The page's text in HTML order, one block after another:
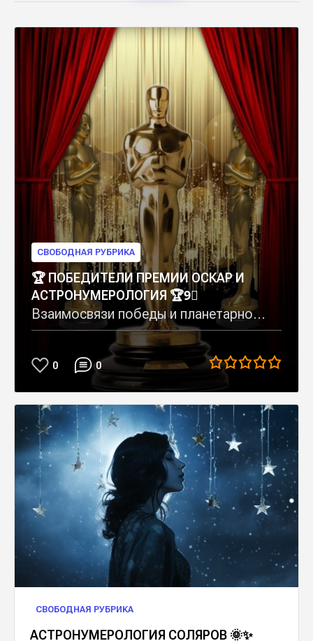
СВОБОДНАЯ РУБРИКА
🏆 ПОБЕДИТЕЛИ ПРЕМИИ ОСКАР И
АСТРОНУМЕРОЛОГИЯ 🏆9⃣
Взаимосвязи победы и планетарно...
0 0
СВОБОДНАЯ РУБРИКА
АСТРОНУМЕРОЛОГИЯ СОЛЯРОВ 🌞✨